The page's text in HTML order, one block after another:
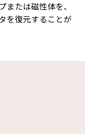
たは磁性体を、
を復元することが